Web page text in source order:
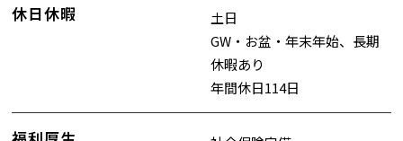
休日休暇
土日
GW・お盆・年末年始、長期
休暇あり
年間休日114日